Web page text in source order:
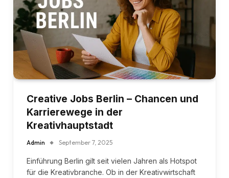
Creative Jobs Berlin – Chancen und
Karrierewege in der
Kreativhauptstadt
Admin September 7, 2025
Einführung Berlin gilt seit vielen Jahren als Hotspot
für die Kreativbranche. Ob in der Kreativwirtschaft